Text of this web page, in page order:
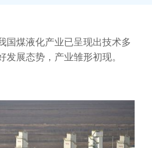
国煤液化产业已呈现出技术多
展态势，产业雏形初现。